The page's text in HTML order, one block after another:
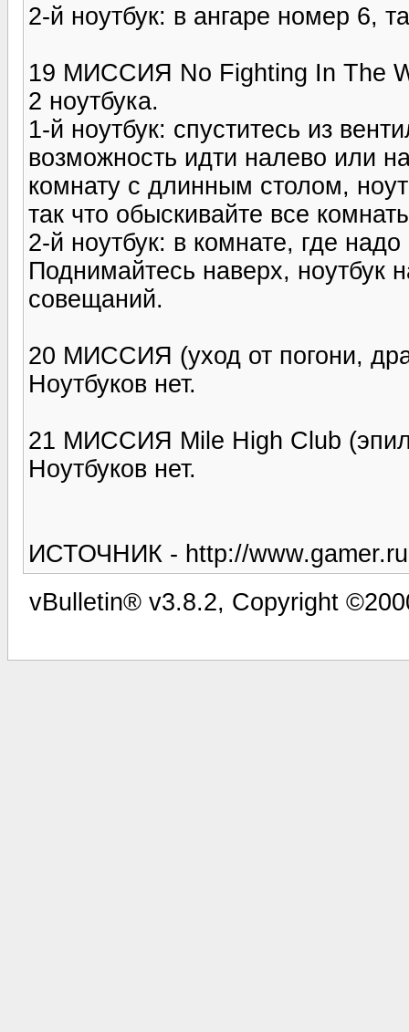
2-й ноутбук: в ангаре номер 6,
19 МИССИЯ No Fighting In The
2 ноутбука.
1-й ноутбук: спуститесь из
возможность идти налево или
комнату с длинным столом,
так что обыскивайте все
2-й ноутбук: в комнате, где
Поднимайтесь наверх, ноутбук
совещаний.
20 МИССИЯ (уход от погони,
Ноутбуков нет.
21 МИССИЯ Mile High Club
Ноутбуков нет.
ИСТОЧНИК - http://
vBulletin® v3.8.2, Copyright